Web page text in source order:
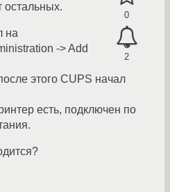
0
2
остальных.
на
-> Add
этого CUPS начал
есть, подключен по